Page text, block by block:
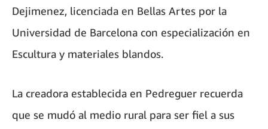
Dejimenez, licenciada en Bellas Artes por la
Universidad de Barcelona con especialización en
Escultura y materiales blandos.
La creadora establecida en Pedreguer recuerda
que se mudó al medio rural para ser fiel a sus